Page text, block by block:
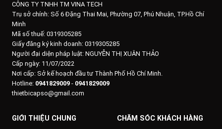
CÔNG TY TNHH TM VINA TECH
Trụ sở chính: Số 6 Đặng Thai Mai, Phường 07, Phú Nhuận, TP.Hồ Chí
Minh
Mã số thuế: 0319305285
Giấy đăng ký kinh doanh: 0319305285
Người đại diện pháp luật: NGUYỄN THỊ XUÂN THẢO
Cấp ngày: 11/07/2022
Nơi cấp: Sở kế hoạch đầu tư Thành Phố Hồ Chí Minh.
Hotline: 0941829009 - 0941829009
thietbicapso@gmail.com
GIỚI THIỆU CHUNG CHĂM SÓC KHÁCH HÀNG